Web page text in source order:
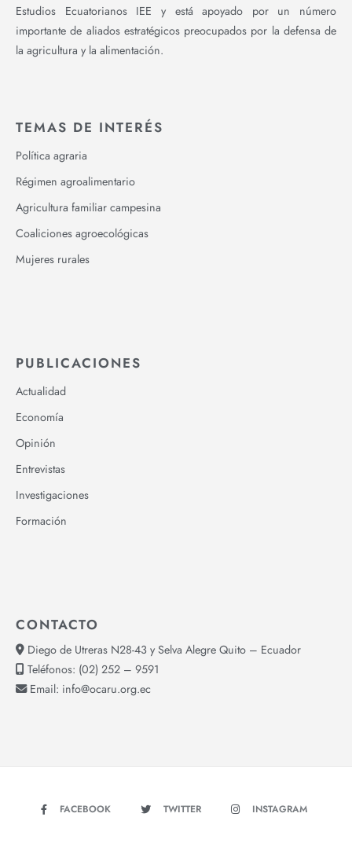
Estudios Ecuatorianos IEE y está apoyado por un número
importante de aliados estratégicos preocupados por la defensa de
la agricultura y la alimentación.
TEMAS DE INTERÉS
Política agraria
Régimen agroalimentario
Agricultura familiar campesina
Coaliciones agroecológicas
Mujeres rurales
PUBLICACIONES
Actualidad
Economía
Opinión
Entrevistas
Investigaciones
Formación
CONTACTO
Diego de Utreras N28-43 y Selva Alegre Quito – Ecuador
Teléfonos: (02) 252 – 9591
Email: info@ocaru.org.ec
FACEBOOK TWITTER INSTAGRAM